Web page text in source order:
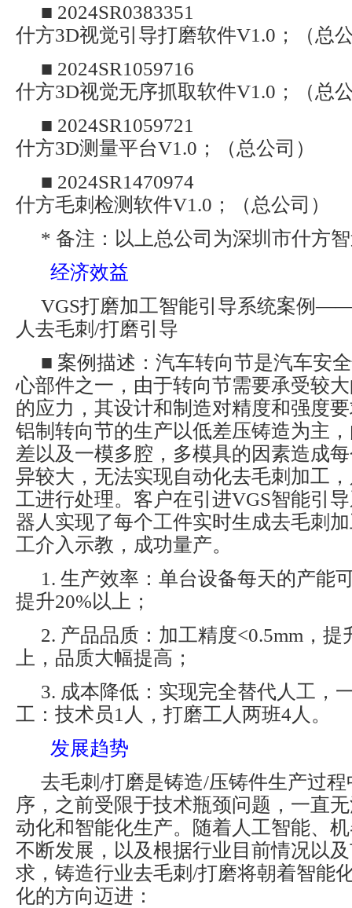
■ 2024SR0383351
什方3D视觉引导打磨软件V1.0；（总
■ 2024SR1059716
什方3D视觉无序抓取软件V1.0；（总
■ 2024SR1059721
什方3D测量平台V1.0；（总公司）
■ 2024SR1470974
什方毛刺检测软件V1.0；（总公司）
* 备注：以上总公司为深圳市什方
经济效益
VGS打磨加工智能引导系统案例
人去毛刺/打磨引导
■ 案例描述：汽车转向节是汽车安
心部件之一，由于转向节需要承受较
的应力，其设计和制造对精度和强度
铝制转向节的生产以低差压铸造为主
差以及一模多腔，多模具的因素造成
异较大，无法实现自动化去毛刺加工
工进行处理。客户在引进VGS智能引
器人实现了每个工件实时生成去毛刺
工介入示教，成功量产。
1. 生产效率：单台设备每天的产能
提升20%以上；
2. 产品品质：加工精度<0.5mm，提
上，品质大幅提高；
3. 成本降低：实现完全替代人工，
工：技术员1人，打磨工人两班4人。
发展趋势
去毛刺/打磨是铸造/压铸件生产过
序，之前受限于技术瓶颈问题，一直
动化和智能化生产。随着人工智能、
不断发展，以及根据行业目前情况以
求，铸造行业去毛刺/打磨将朝着智能
化的方向迈进：